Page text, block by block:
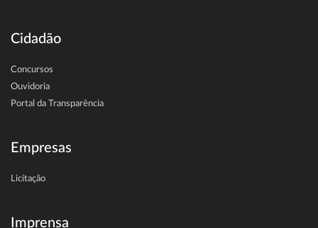
Cidadão
Concursos
Ouvidoria
Portal da Transparência
Empresas
Licitação
Imprensa